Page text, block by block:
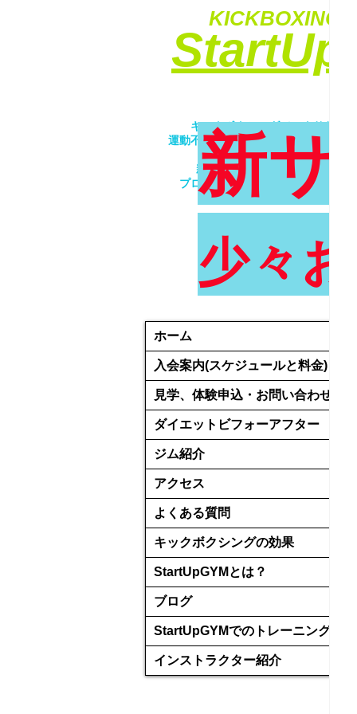
ホーム
入会案内(スケジュールと料金)
見学、体験申込・お問い合わせ
ダイエットビフォーアフター
ジム紹介
アクセス
よくある質問
キックボクシングの効果
StartUpGYMとは？
ブログ
StartUpGYMでのトレーニング
インストラクター紹介
​キックボクシングでエクササイズ
運動不足解消・ダイエット・ストレ
​女性・未経験者歓迎！！
親子で一緒にトレーニング！！
プロが優しく丁寧に指導致します
新
少々